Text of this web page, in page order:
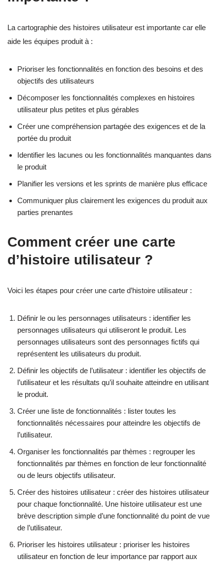
La cartographie des histoires utilisateur est importante car elle
aide les équipes produit à :
Prioriser les fonctionnalités en fonction des besoins et des
objectifs des utilisateurs
Décomposer les fonctionnalités complexes en histoires
utilisateur plus petites et plus gérables
Créer une compréhension partagée des exigences et de la
portée du produit
Identifier les lacunes ou les fonctionnalités manquantes dans
le produit
Planifier les versions et les sprints de manière plus efficace
Communiquer plus clairement les exigences du produit aux
parties prenantes
Comment créer une carte
d’histoire utilisateur ?
Voici les étapes pour créer une carte d’histoire utilisateur :
Définir le ou les personnages utilisateurs : identifier les
personnages utilisateurs qui utiliseront le produit. Les
personnages utilisateurs sont des personnages fictifs qui
représentent les utilisateurs du produit.
Définir les objectifs de l’utilisateur : identifier les objectifs de
l’utilisateur et les résultats qu’il souhaite atteindre en utilisant
le produit.
Créer une liste de fonctionnalités : lister toutes les
fonctionnalités nécessaires pour atteindre les objectifs de
l’utilisateur.
Organiser les fonctionnalités par thèmes : regrouper les
fonctionnalités par thèmes en fonction de leur fonctionnalité
ou de leurs objectifs utilisateur.
Créer des histoires utilisateur : créer des histoires utilisateur
pour chaque fonctionnalité. Une histoire utilisateur est une
brève description simple d’une fonctionnalité du point de vue
de l’utilisateur.
Prioriser les histoires utilisateur : prioriser les histoires
utilisateur en fonction de leur importance par rapport aux